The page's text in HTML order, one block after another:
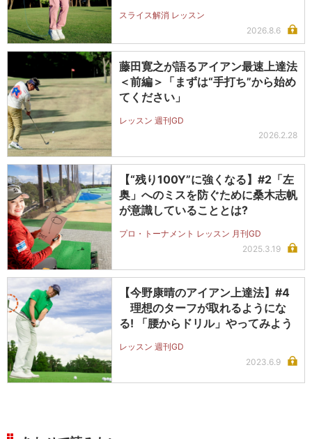
スライス解消 レッスン
2026.8.6
藤田寛之が語るアイアン最速上達法
＜前編＞「まずは“手打ち”から始め
てください」
レッスン 週刊GD
2026.2.28
【“残り100Y”に強くなる】#2「左
奥」へのミスを防ぐために桑木志帆
が意識していることとは?
プロ・トーナメント レッスン 月刊GD
2025.3.19
【今野康晴のアイアン上達法】#4
理想のターフが取れるようにな
る! 「腰からドリル」やってみよう
レッスン 週刊GD
2023.6.9